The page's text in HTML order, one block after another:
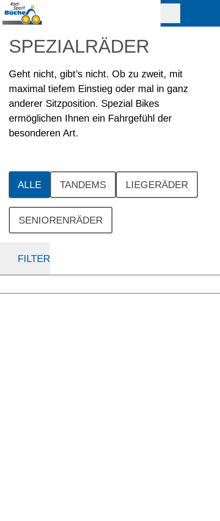
SPEZIALRÄDER
Geht nicht, gibt’s nicht. Ob zu zweit, mit
maximal tiefem Einstieg oder mal in ganz
anderer Sitzposition. Spezial Bikes
ermöglichen Ihnen ein Fahrgefühl der
besonderen Art.
ALLE TANDEMS LIEGERÄDER
SENIORENRÄDER
FILTER